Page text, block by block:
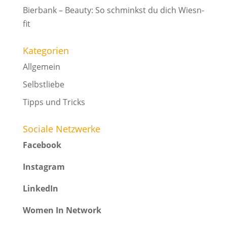
Bierbank – Beauty: So schminkst du dich Wiesn-
fit
Kategorien
Allgemein
Selbstliebe
Tipps und Tricks
Sociale Netzwerke
Facebook
Instagram
LinkedIn
Women In Network